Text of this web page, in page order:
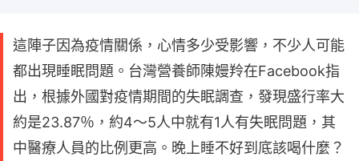
這陣子因為疫情關係，心情多少受影響，不少人可能
都出現睡眠問題。台灣營養師陳嫚羚在Facebook指
出，根據外國對疫情期間的失眠調查，發現盛行率大
約是23.87％，約4～5人中就有1人有失眠問題，其
中醫療人員的比例更高。晚上睡不好到底該喝什麼？